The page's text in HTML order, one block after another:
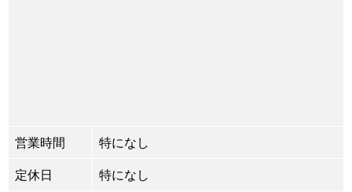
営業時間 特になし
定休日 特になし